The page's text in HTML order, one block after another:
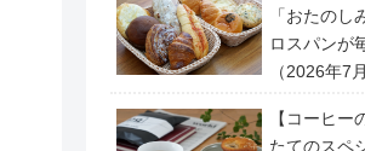
「おたの
ロスパンが
（2026年7月
【コーヒー
たてのスペ